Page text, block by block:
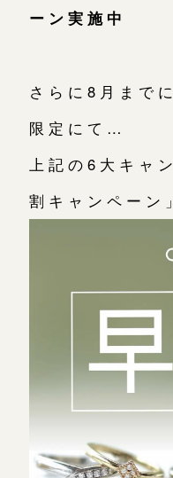
ーン実施中
さらに8月まで
限定にて…
上記の6大キャ
割キャンペーン